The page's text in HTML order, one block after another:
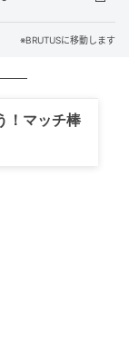
※BRUTUSに移動します
！マッチ棒